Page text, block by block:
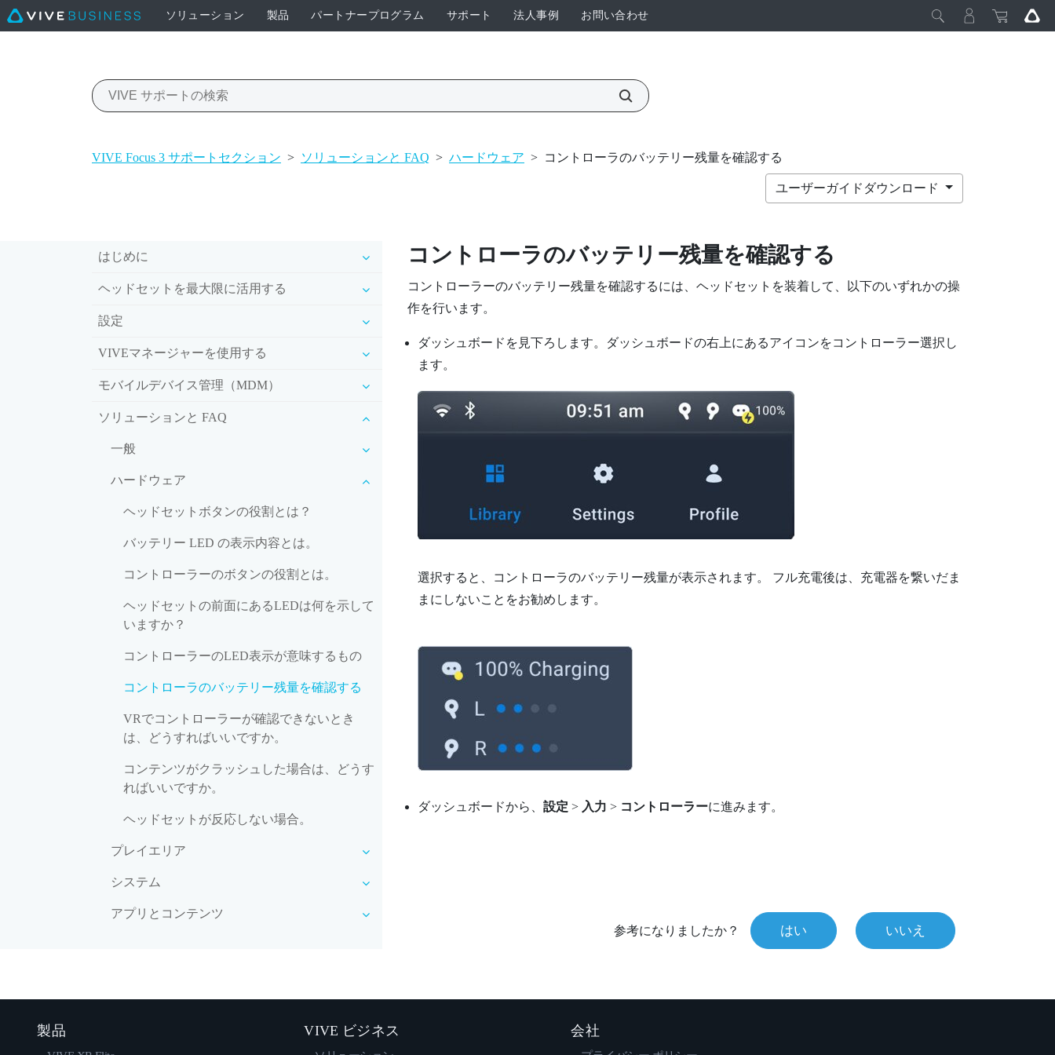
ソリューション 製品 パートナープログラム サポート 法人事例 お問い合わせ
VIVE Focus 3 サポートセクション > ソリューションと FAQ > ハードウェア > コントローラのバッテリー残量を確認する
ユーザーガイドダウンロード
はじめに
ヘッドセットを最大限に活用する
設定
VIVEマネージャーを使用する
モバイルデバイス管理（MDM）
ソリューションと FAQ
一般
ハードウェア
ヘッドセットボタンの役割とは？
バッテリー LED の表示内容とは。
コントローラーのボタンの役割とは。
ヘッドセットの前面にあるLEDは何を示して
いますか？
コントローラーのLED表示が意味するもの
コントローラのバッテリー残量を確認する
VRでコントローラーが確認できないとき
は、どうすればいいですか。
コンテンツがクラッシュした場合は、どうす
ればいいですか。
ヘッドセットが反応しない場合。
プレイエリア
システム
アプリとコンテンツ
コントローラのバッテリー残量を確認する
コントローラーのバッテリー残量を確認するには、ヘッドセットを装着して、以下のいずれかの操
作を行います。
ダッシュボードを見下ろします。ダッシュボードの右上にあるアイコンをコントローラー選択し
ます。
選択すると、コントローラのバッテリー残量が表示されます。 フル充電後は、充電器を繋いだま
まにしないことをお勧めします。
ダッシュボードから、 設定 > 入力 > コントローラーに進みます。
参考になりましたか？ はい いいえ
製品 VIVE ビジネス 会社